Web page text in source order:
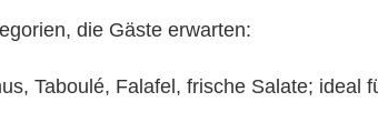
die Gäste erwarten:
Taboulé, Falafel, frische Salate; ideal